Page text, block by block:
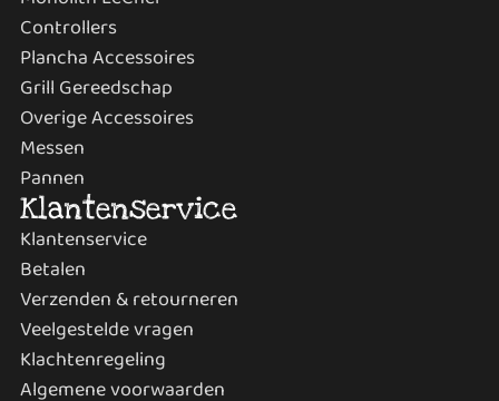
Controllers
Plancha Accessoires
Grill Gereedschap
Overige Accessoires
Messen
Pannen
Klantenservice
Klantenservice
Betalen
Verzenden & retourneren
Veelgestelde vragen
Klachtenregeling
Algemene voorwaarden